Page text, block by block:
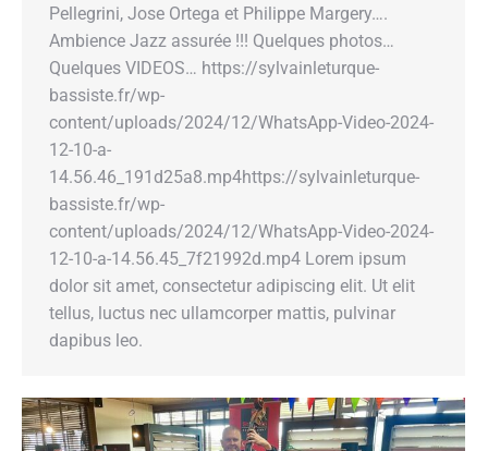
Pellegrini, Jose Ortega et Philippe Margery….
Ambience Jazz assurée !!! Quelques photos…
Quelques VIDEOS… https://sylvainleturque-
bassiste.fr/wp-
content/uploads/2024/12/WhatsApp-Video-2024-
12-10-a-
14.56.46_191d25a8.mp4https://sylvainleturque-
bassiste.fr/wp-
content/uploads/2024/12/WhatsApp-Video-2024-
12-10-a-14.56.45_7f21992d.mp4 Lorem ipsum
dolor sit amet, consectetur adipiscing elit. Ut elit
tellus, luctus nec ullamcorper mattis, pulvinar
dapibus leo.